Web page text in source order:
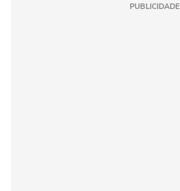
PUBLICIDADE